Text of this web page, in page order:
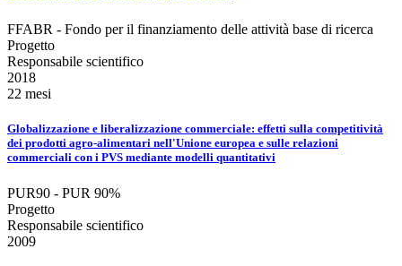
FFABR - Fondo per il finanziamento delle attività base di ricerca
Progetto
Responsabile scientifico
2018
22 mesi
Globalizzazione e liberalizzazione commerciale: effetti sulla competitività
dei prodotti agro-alimentari nell'Unione europea e sulle relazioni
commerciali con i PVS mediante modelli quantitativi
PUR90 - PUR 90%
Progetto
Responsabile scientifico
2009